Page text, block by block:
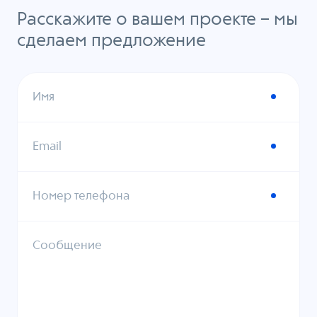
Расскажите о вашем проекте – мы
сделаем предложение
Имя
Email
Номер телефона
Сообщение